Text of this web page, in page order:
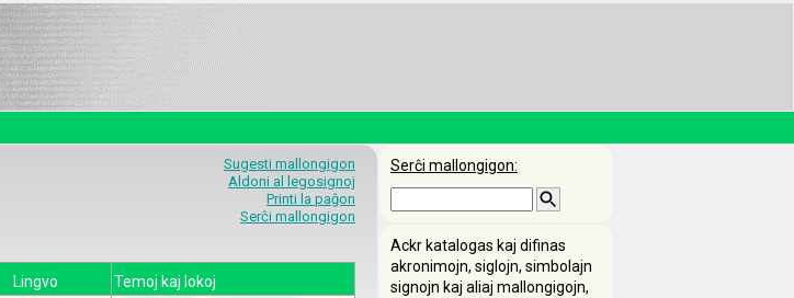
Sugesti mallongigon
Aldoni al legosignoj
Printi la paĝon
Serĉi mallongigon
Lingvo
Temoj kaj lokoj
Serĉi mallongigon:
Ackr katalogas kaj difinas
akronimojn, siglojn, simbolajn
signojn kaj aliaj mallongigojn,